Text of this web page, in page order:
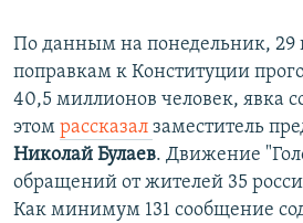
По данным на понедельник, 29
поправкам к Конституции
40,5 миллионов человек, явка
этом рассказал заместитель
Николай Булаев. Движение
обращений от жителей 35
Как минимум 131 сообщение